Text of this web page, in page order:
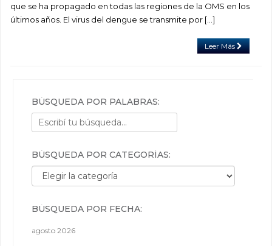
que se ha propagado en todas las regiones de la OMS en los
últimos años. El virus del dengue se transmite por […]
Leer Más
BÚSQUEDA POR PALABRAS:
BÚSQUEDA POR CATEGORÍAS:
Búsqueda por categorías:
BÚSQUEDA POR FECHA:
agosto 2026